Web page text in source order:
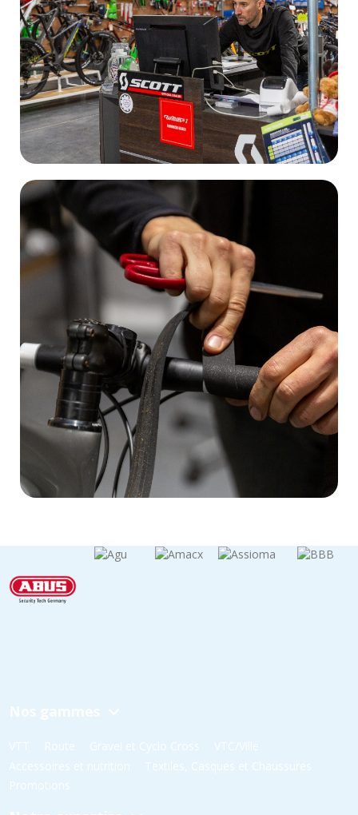
Nos gammes
VTT Route Gravel et Cyclo Cross
VTC/Ville
Accessoires et nutrition
Textiles, Casques et Chaussures
Promotions